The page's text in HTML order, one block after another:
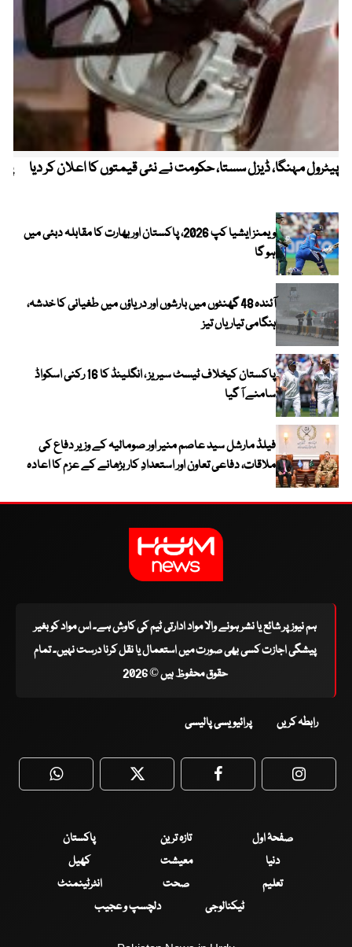
پیٹرول مہنگا، ڈیزل سستا، حکومت نے نئی قیمتوں کا اعلان کر دیا
ویمنز ایشیا کپ 2026، پاکستان اور بھارت کا مقابلہ دبئی میں
ہو گا
آئندہ 48 گھنٹوں میں بارشوں اور دریاؤں میں طغیانی کا خدشہ،
ہنگامی تیاریاں تیز
پاکستان کیخلاف ٹیسٹ سیریز ، انگلینڈ کا 16 رکنی اسکواڈ
سامنے آ گیا
فیلڈ مارشل سید عاصم منیر اور صومالیہ کے وزیر دفاع کی
ملاقات، دفاعی تعاون اور استعدادِ کار بڑھانے کے عزم کا اعادہ
ہم نیوز پر شائع یا نشر ہونے والا مواد ادارتی ٹیم کی کاوش ہے۔ اس مواد کو بغیر
پیشگی اجازت کسی بھی صورت میں استعمال یا نقل کرنا درست نہیں۔ تمام
حقوق محفوظ ہیں © 2026
رابطہ کریں پرائیویسی پالیسی
WhatsApp Twitter Facebook
صفحۂ اول تازہ ترین
پاکستان
دنیا
معیشت
کھیل
تعلیم
صحت
انٹرٹینمنٹ
ٹیکنالوجی
دلچسپ و عجیب